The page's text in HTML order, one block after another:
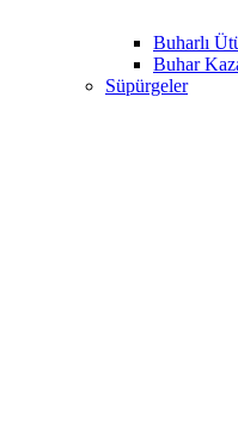
Buharlı
Buhar
Süpürgeler